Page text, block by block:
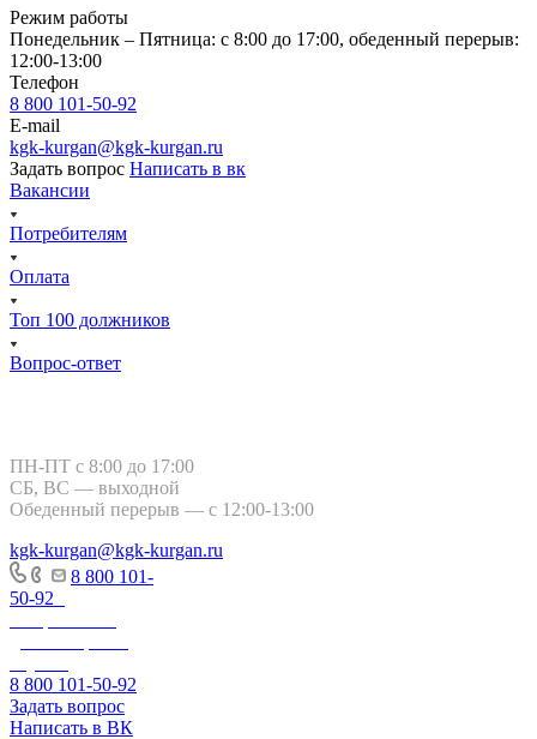
Режим работы
Понедельник – Пятница: с 8:00 до 17:00, обеденный перерыв:
12:00-13:00
Телефон
8 800 101-50-92
E-mail
kgk-kurgan@kgk-kurgan.ru
Задать вопрос Написать в вк
Вакансии
Потребителям
Оплата
Топ 100 должников
Вопрос-ответ
ПН-ПТ с 8:00 до 17:00
СБ, ВС — выходной
Обеденный перерыв — с 12:00-13:00
kgk-kurgan@kgk-kurgan.ru
8 800 101-
50-92
8 800 101-50-92
Задать вопрос
Написать в ВК